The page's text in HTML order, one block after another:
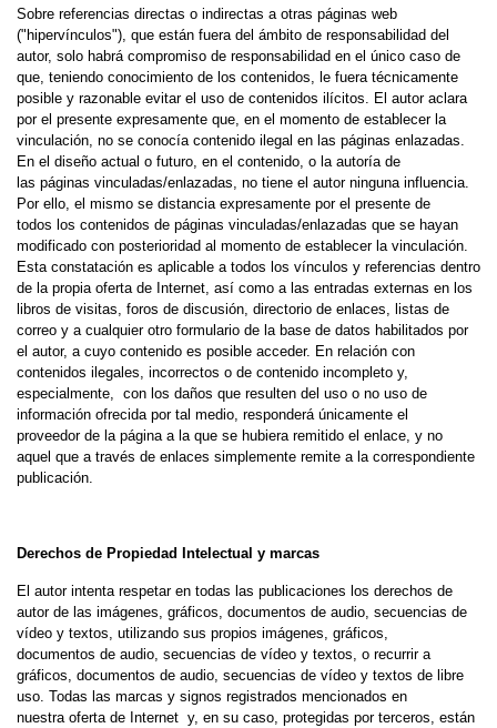
Sobre referencias directas o indirectas a otras páginas web
("hipervínculos"), que están fuera del ámbito de responsabilidad del
autor, solo habrá compromiso de responsabilidad en el único caso de
que, teniendo conocimiento de los contenidos, le fuera técnicamente
posible y razonable evitar el uso de contenidos ilícitos. El autor aclara
por el presente expresamente que, en el momento de establecer la
vinculación, no se conocía contenido ilegal en las páginas enlazadas.
En el diseño actual o futuro, en el contenido, o la autoría de
las páginas vinculadas/enlazadas, no tiene el autor ninguna influencia.
Por ello, el mismo se distancia expresamente por el presente de
todos los contenidos de páginas vinculadas/enlazadas que se hayan
modificado con posterioridad al momento de establecer la vinculación.
Esta constatación es aplicable a todos los vínculos y referencias dentro
de la propia oferta de Internet, así como a las entradas externas en los
libros de visitas, foros de discusión, directorio de enlaces, listas de
correo y a cualquier otro formulario de la base de datos habilitados por
el autor, a cuyo contenido es posible acceder. En relación con
contenidos ilegales, incorrectos o de contenido incompleto y,
especialmente, con los daños que resulten del uso o no uso de
información ofrecida por tal medio, responderá únicamente el
proveedor de la página a la que se hubiera remitido el enlace, y no
aquel que a través de enlaces simplemente remite a la correspondiente
publicación.
Derechos de Propiedad Intelectual y marcas
El autor intenta respetar en todas las publicaciones los derechos de
autor de las imágenes, gráficos, documentos de audio, secuencias de
vídeo y textos, utilizando sus propios imágenes, gráficos,
documentos de audio, secuencias de vídeo y textos, o recurrir a
gráficos, documentos de audio, secuencias de vídeo y textos de libre
uso. Todas las marcas y signos registrados mencionados en
nuestra oferta de Internet y, en su caso, protegidas por terceros, están